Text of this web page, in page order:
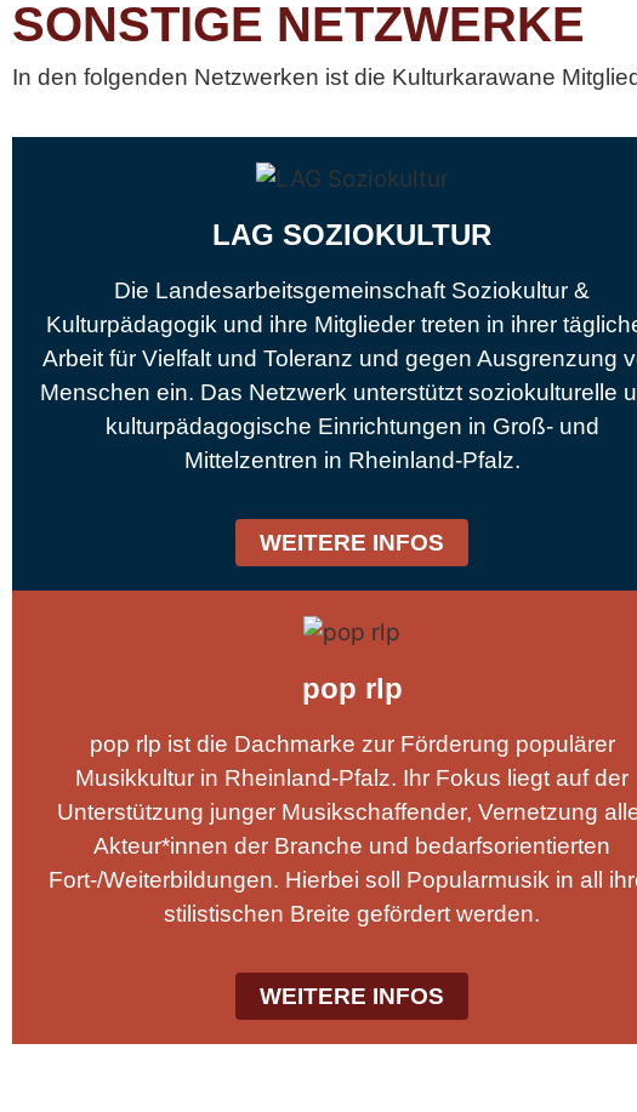
SONSTIGE NETZWERKE
In den folgenden Netzwerken ist die Kulturkarawane
LAG SOZIOKULTUR
Die Landesarbeitsgemeinschaft Soziokultur &
Kulturpädagogik und ihre Mitglieder treten in ihrer
Arbeit für Vielfalt und Toleranz und gegen Ausgrenzung
Menschen ein. Das Netzwerk unterstützt soziokulturelle
kulturpädagogische Einrichtungen in Groß- und
Mittelzentren in Rheinland-Pfalz.
WEITERE INFOS
pop rlp
pop rlp ist die Dachmarke zur Förderung populärer
Musikkultur in Rheinland-Pfalz. Ihr Fokus liegt auf der
Unterstützung junger Musikschaffender, Vernetzung
Akteur*innen der Branche und bedarfsorientierten
Fort-/Weiterbildungen. Hierbei soll Popularmusik in all
stilistischen Breite gefördert werden.
WEITERE INFOS